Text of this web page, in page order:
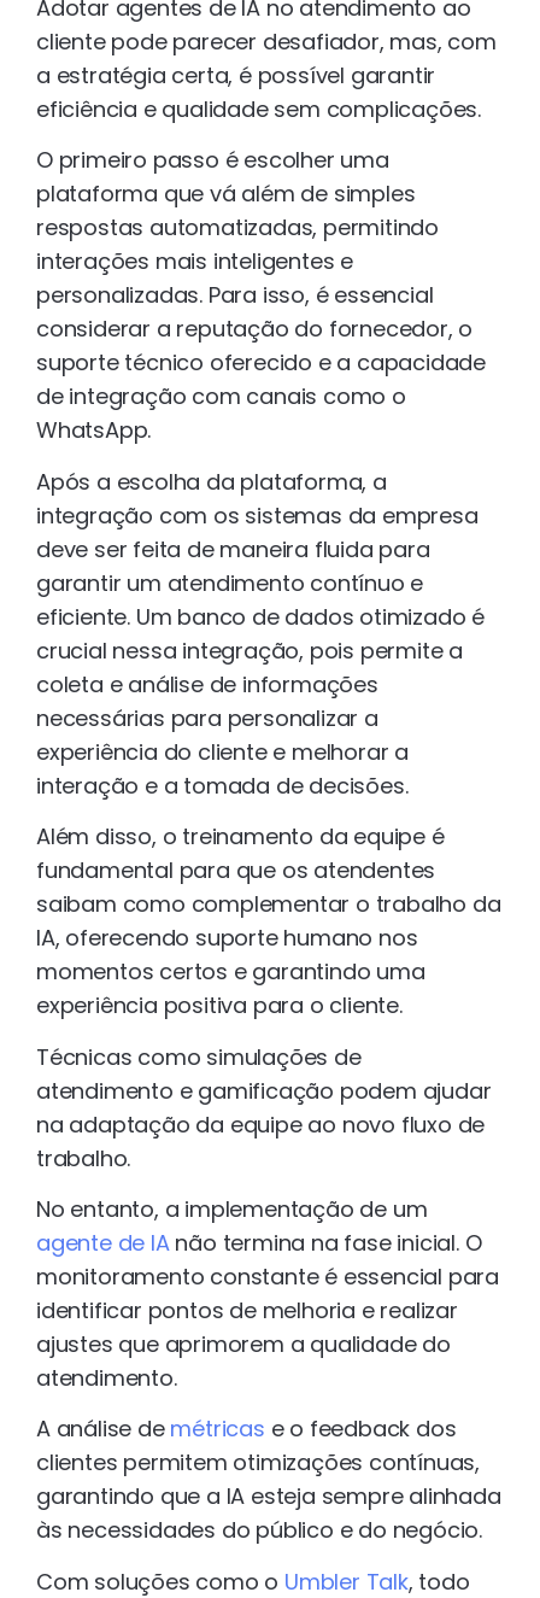
Adotar agentes de IA no atendimento ao
cliente pode parecer desafiador, mas, com
a estratégia certa, é possível garantir
eficiência e qualidade sem complicações.
O primeiro passo é escolher uma
plataforma que vá além de simples
respostas automatizadas, permitindo
interações mais inteligentes e
personalizadas. Para isso, é essencial
considerar a reputação do fornecedor, o
suporte técnico oferecido e a capacidade
de integração com canais como o
WhatsApp.
Após a escolha da plataforma, a
integração com os sistemas da empresa
deve ser feita de maneira fluida para
garantir um atendimento contínuo e
eficiente. Um banco de dados otimizado é
crucial nessa integração, pois permite a
coleta e análise de informações
necessárias para personalizar a
experiência do cliente e melhorar a
interação e a tomada de decisões.
Além disso, o treinamento da equipe é
fundamental para que os atendentes
saibam como complementar o trabalho da
IA, oferecendo suporte humano nos
momentos certos e garantindo uma
experiência positiva para o cliente.
Técnicas como simulações de
atendimento e gamificação podem ajudar
na adaptação da equipe ao novo fluxo de
trabalho.
No entanto, a implementação de um
agente de IAnão termina na fase inicial. O
monitoramento constante é essencial para
identificar pontos de melhoria e realizar
ajustes que aprimorem a qualidade do
atendimento.
A análise de métricas e o feedback dos
clientes permitem otimizações contínuas,
garantindo que a IA esteja sempre alinhada
às necessidades do público e do negócio.
Com soluções como o Umbler Talk, todo